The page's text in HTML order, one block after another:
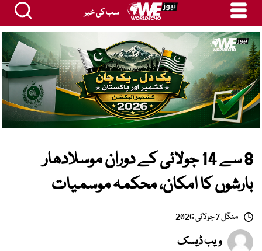
سب کی خبر
8 سے 14 جولائی کے دوران موسلادھار
بارشوں کا امکان، محکمہ موسمیات
منگل 7 جولائی 2026
ویب ڈیسک